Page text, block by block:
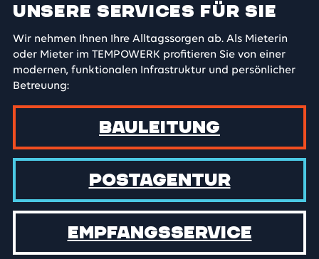
Unsere Services für Sie
Wir nehmen Ihnen Ihre Alltagssorgen ab. Als Mieterin
oder Mieter im TEMPOWERK profitieren Sie von einer
modernen, funktionalen Infrastruktur und persönlicher
Betreuung:
Bauleitung
Postagentur
Empfangs­service